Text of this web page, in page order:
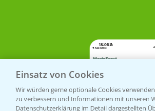
Einsatz von Cookies
Wir würden gerne optionale Cookies
zu verbessern und Informationen mit unseren
Datenschutzerklärung im Detail dargestellten